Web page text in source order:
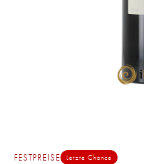
FESTPREISE Letzte Chance